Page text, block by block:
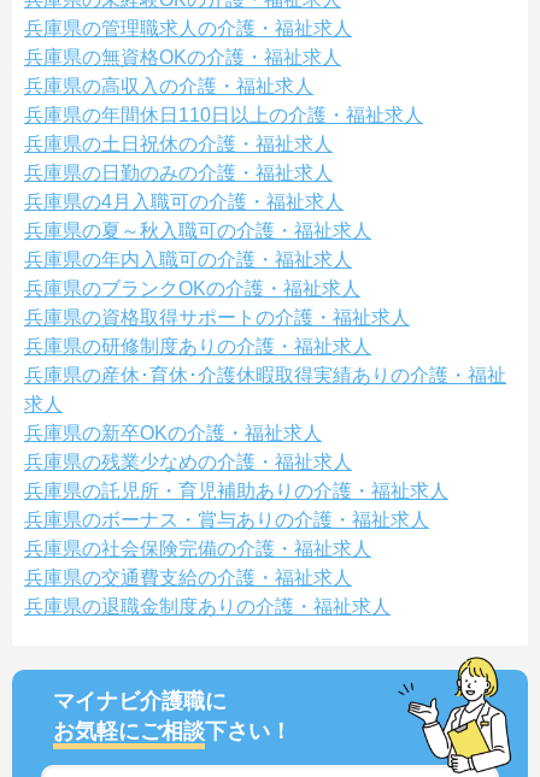
兵庫県の管理職求人の介護・福祉求人
兵庫県の無資格OKの介護・福祉求人
兵庫県の高収入の介護・福祉求人
兵庫県の年間休日110日以上の介護・福祉求人
兵庫県の土日祝休の介護・福祉求人
兵庫県の日勤のみの介護・福祉求人
兵庫県の4月入職可の介護・福祉求人
兵庫県の夏～秋入職可の介護・福祉求人
兵庫県の年内入職可の介護・福祉求人
兵庫県のブランクOKの介護・福祉求人
兵庫県の資格取得サポートの介護・福祉求人
兵庫県の研修制度ありの介護・福祉求人
兵庫県の産休･育休･介護休暇取得実績ありの介護・福祉
求人
兵庫県の新卒OKの介護・福祉求人
兵庫県の残業少なめの介護・福祉求人
兵庫県の託児所・育児補助ありの介護・福祉求人
兵庫県のボーナス・賞与ありの介護・福祉求人
兵庫県の社会保険完備の介護・福祉求人
兵庫県の交通費支給の介護・福祉求人
兵庫県の退職金制度ありの介護・福祉求人
マイナビ介護職に
お気軽にご相談下さい！